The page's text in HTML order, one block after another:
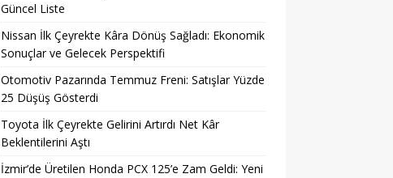
Güncel Liste
Nissan İlk Çeyrekte Kâra Dönüş Sağladı: Ekonomik
Sonuçlar ve Gelecek Perspektifi
Otomotiv Pazarında Temmuz Freni: Satışlar Yüzde
25 Düşüş Gösterdi
Toyota İlk Çeyrekte Gelirini Artırdı Net Kâr
Beklentilerini Aştı
İzmir’de Üretilen Honda PCX 125’e Zam Geldi: Yeni